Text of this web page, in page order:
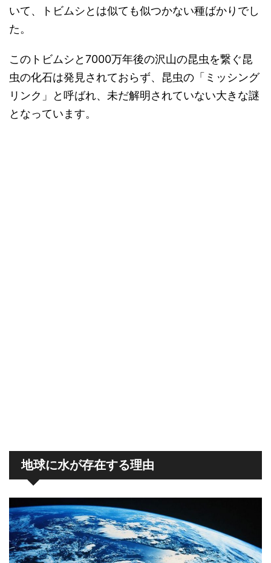
いて、トビムシとは似ても似つかない種ばかりでし
た。
このトビムシと7000万年後の沢山の昆虫を繋ぐ昆
虫の化石は発見されておらず、昆虫の「ミッシング
リンク」と呼ばれ、未だ解明されていない大きな謎
となっています。
地球に水が存在する理由